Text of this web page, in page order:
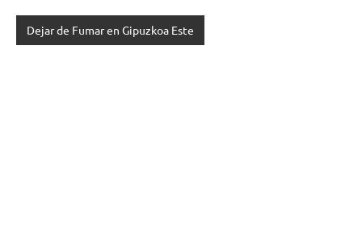
Dejar de Fumar en Gipuzkoa Este